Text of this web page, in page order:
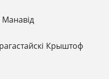
Манавід
Крыштоф